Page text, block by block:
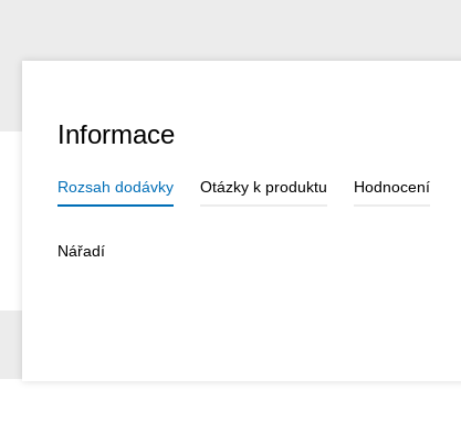
Informace
Rozsah dodávky Otázky k produktu Hodnocení
Nářadí